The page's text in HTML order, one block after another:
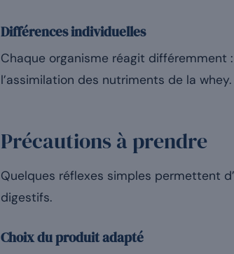
Différences individuelles
Chaque organisme réagit
l’assimilation des nutriments de la whey.
Précautions à prendre
Quelques réflexes simples permettent
digestifs.
Choix du produit adapté